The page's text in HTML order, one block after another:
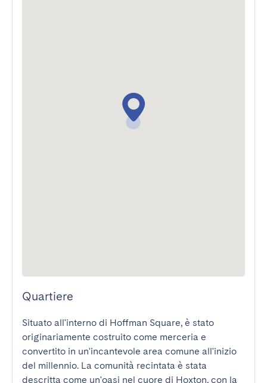
Quartiere
Situato all'interno di Hoffman Square, è stato
originariamente costruito come merceria e
convertito in un'incantevole area comune all'inizio
del millennio. La comunità recintata è stata
descritta come un'oasi nel cuore di Hoxton, con la